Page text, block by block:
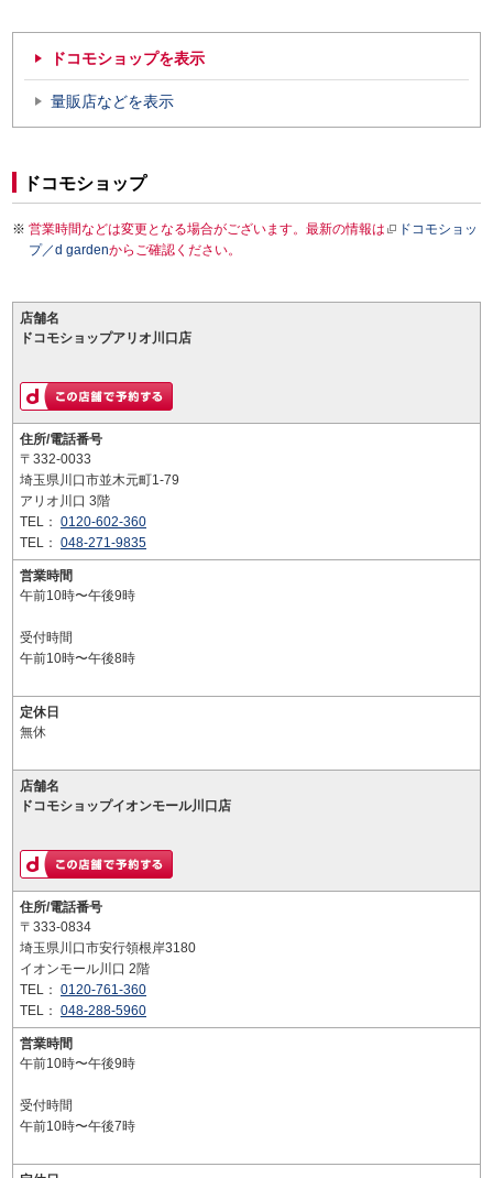
ドコモショップを表示
量販店などを表示
ドコモショップ
営業時間などは変更となる場合がございます。最新の情報は
ドコモショッ
プ／d gardenからご確認ください。
店舗名
ドコモショップアリオ川口店
住所/電話番号
〒332-0033
埼玉県川口市並木元町1-79
アリオ川口 3階
TEL： 0120-602-360
TEL： 048-271-9835
営業時間
午前10時〜午後9時
受付時間
午前10時〜午後8時
定休日
無休
店舗名
ドコモショップイオンモール川口店
住所/電話番号
〒333-0834
埼玉県川口市安行領根岸3180
イオンモール川口 2階
TEL： 0120-761-360
TEL： 048-288-5960
営業時間
午前10時〜午後9時
受付時間
午前10時〜午後7時